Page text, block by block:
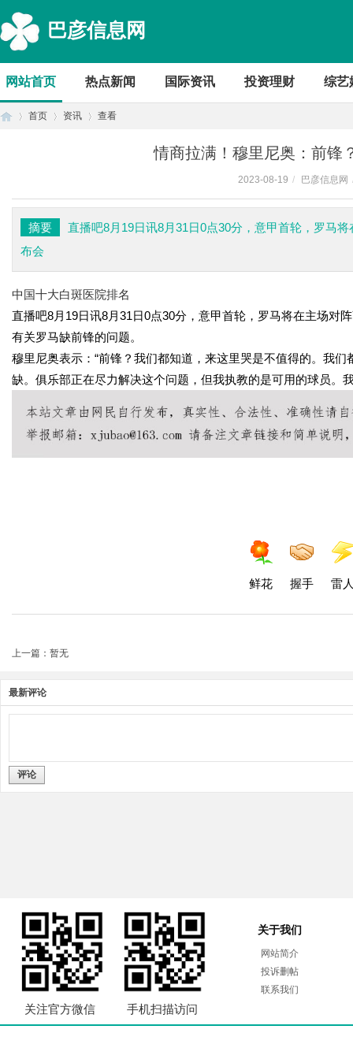
巴彦信息网
网站首页 热点新闻 国际资讯 投资理财 综艺
首页 资讯 查看
情商拉满！穆里尼奥：前锋
2023-08-19 / 巴彦信息网
摘要
直播吧8月19日讯8月31日0点30分，意甲首轮，罗马
布会
中国十大白斑医院排名
直播吧8月19日讯8月31日0点30分，意甲首轮，罗马将在主场对
有关罗马缺前锋的问题。
穆里尼奥表示：“前锋？我们都知道，来这里哭是不值得的。我
缺。俱乐部正在尽力解决这个问题，但我执教的是可用的球员。
鲜花 握手 雷
上一篇：暂无
最新评论
评论
关注官方微信 手机扫描访问
关于我们
网站简介
投诉删帖
联系我们